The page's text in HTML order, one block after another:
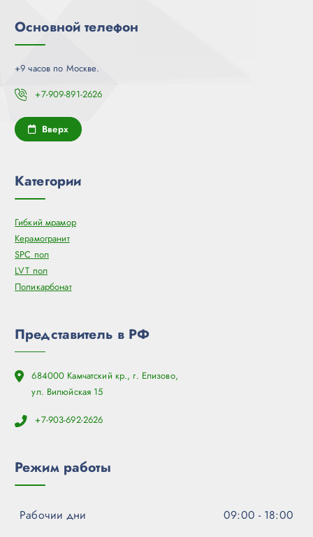
Основной телефон
+9 часов по Москве.
+7-909-891-2626
Вверх
Категории
Гибкий мрамор
Керамогранит
SPC пол
LVT пол
Поликарбонат
Представитель в РФ
684000 Камчатский кр., г. Елизово,
ул. Вилюйская 15
+7-903-692-2626
Режим работы
Рабочии дни
09:00 - 18:00